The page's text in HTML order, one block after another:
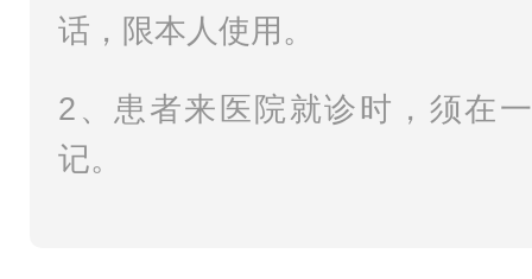
话，限本人使用。
2、患者来医院就诊时，须在
记。